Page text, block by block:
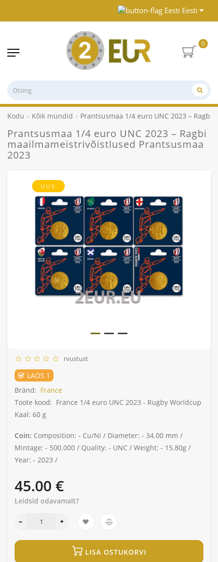
Eesti
0
Kodu Kõik mündid Prantsusmaa 1/4 euro UNC 2023 –
Prantsusmaa 1/4 euro UNC 2023 – Ragbi
maailmameistrivõistlused Prantsusmaa
2023
UUS
rvustust
LAOS 1
Bränd: France
Toote kood: France 1/4 euro UNC 2023 - Rugby Worldcup
Kaal: 60 g
Coin: Composition: - Cu/Ni / Diameter: - 34.00 mm /
Mintage: - 500.000 / Quality: - UNC / Weight: - 15.80g /
Year: - 2023 /
45.00 €
Leidsid odavamalt?
LISA OSTUKORVI